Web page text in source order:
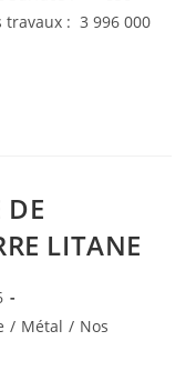
: 3 996 000
LITANE
/ Métal / Nos